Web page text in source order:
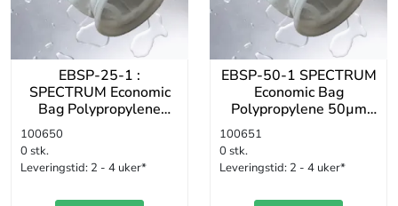
EBSP-25-1 :
SPECTRUM Economic
Bag Polypropylene
25µm Size 1
Polypropylene
100650
0 stk.
Leveringstid: 2 - 4 uker*
EBSP-50-1 SPECTRUM
Economic Bag
Polypropylene 50µm
Size 1 Polypropylene
100651
0 stk.
Leveringstid: 2 - 4 uker*